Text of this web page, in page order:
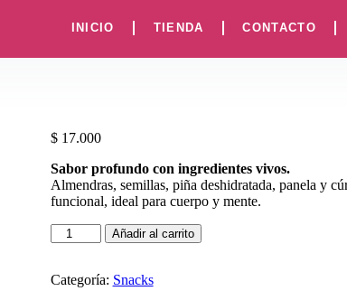
INICIO TIENDA CONTACTO
$17.000
Sabor profundo con ingredientes vivos.
Almendras, semillas, piña deshidratada, panela y
funcional, ideal para cuerpo y mente.
Añadir al carrito
Categoría: Snacks